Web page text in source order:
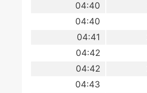
04:40
04:40
04:41
04:42
04:42
04:43